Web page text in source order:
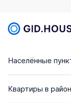
Населённые
Квартиры в